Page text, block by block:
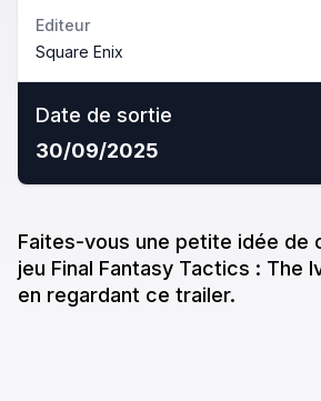
Editeur
Square Enix
Date de sortie
30/09/2025
Faites-vous une petite idée de
jeu Final Fantasy Tactics : The
en regardant ce trailer.